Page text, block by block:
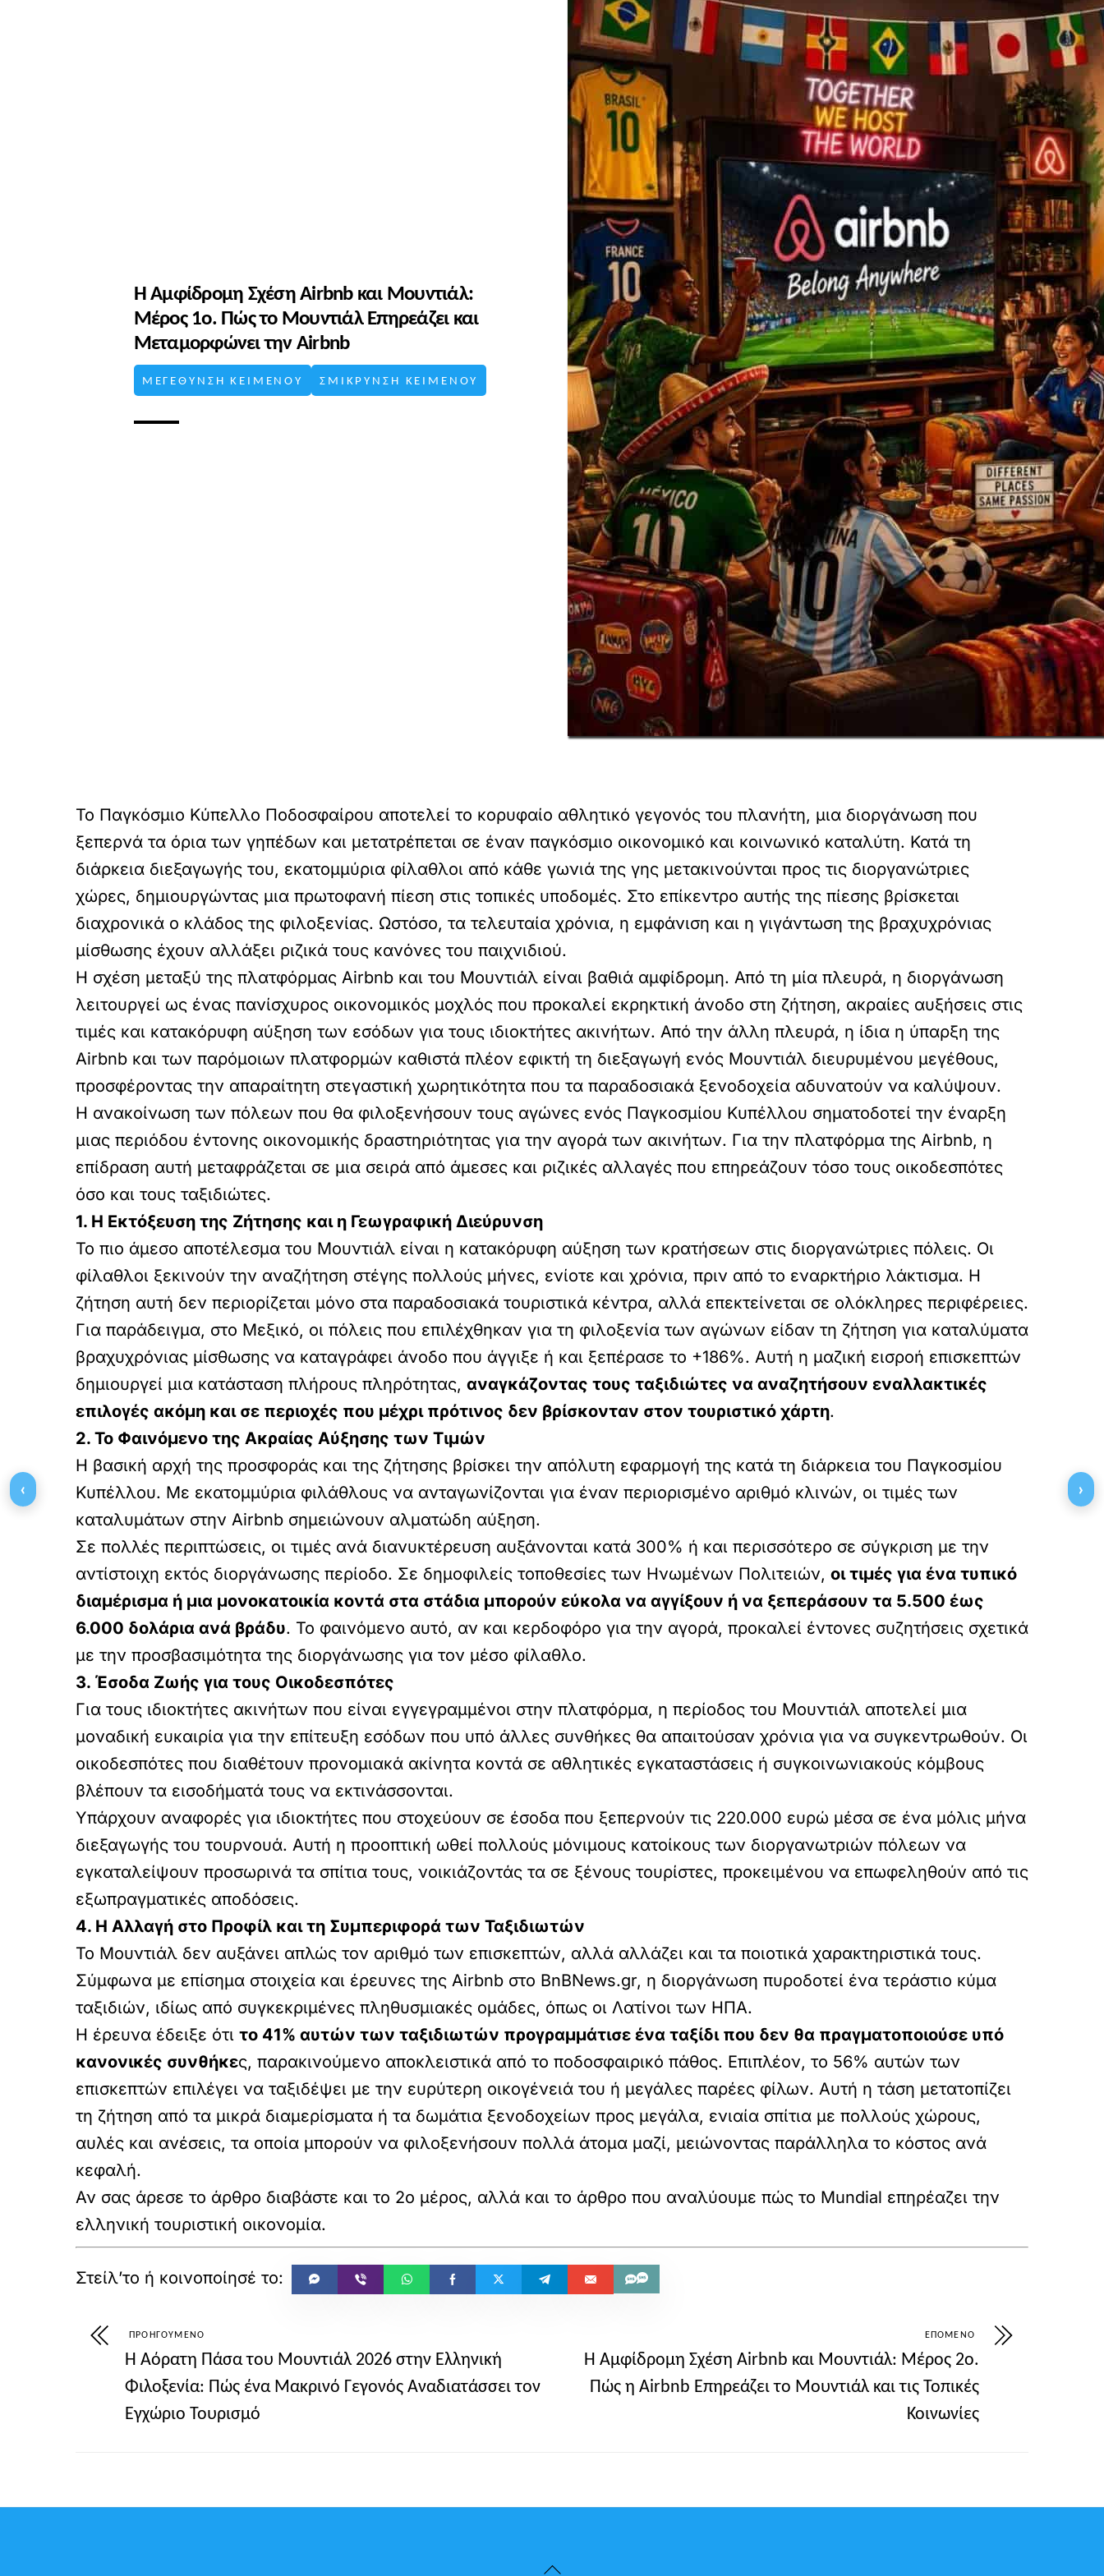
Η Αμφίδρομη Σχέση Airbnb και Μουντιάλ:
Μέρος 1ο. Πώς το Μουντιάλ Επηρεάζει και
Μεταμορφώνει την Airbnb
ΜΕΓΕΘΥΝΣΗ ΚΕΙΜΕΝΟΥ ΣΜΙΚΡΥΝΣΗ ΚΕΙΜΕΝΟΥ
Το Παγκόσμιο Κύπελλο Ποδοσφαίρου αποτελεί το κορυφαίο αθλητικό γεγονός του πλανήτη, μια διοργάνωση που
ξεπερνά τα όρια των γηπέδων και μετατρέπεται σε έναν παγκόσμιο οικονομικό και κοινωνικό καταλύτη. Κατά τη
διάρκεια διεξαγωγής του, εκατομμύρια φίλαθλοι από κάθε γωνιά της γης μετακινούνται προς τις διοργανώτριες
χώρες, δημιουργώντας μια πρωτοφανή πίεση στις τοπικές υποδομές. Στο επίκεντρο αυτής της πίεσης βρίσκεται
διαχρονικά ο κλάδος της φιλοξενίας. Ωστόσο, τα τελευταία χρόνια, η εμφάνιση και η γιγάντωση της βραχυχρόνιας
μίσθωσης έχουν αλλάξει ριζικά τους κανόνες του παιχνιδιού.
Η σχέση μεταξύ της πλατφόρμας Airbnb και του Μουντιάλ είναι βαθιά αμφίδρομη. Από τη μία πλευρά, η διοργάνωση
λειτουργεί ως ένας πανίσχυρος οικονομικός μοχλός που προκαλεί εκρηκτική άνοδο στη ζήτηση, ακραίες αυξήσεις στις
τιμές και κατακόρυφη αύξηση των εσόδων για τους ιδιοκτήτες ακινήτων. Από την άλλη πλευρά, η ίδια η ύπαρξη της
Airbnb και των παρόμοιων πλατφορμών καθιστά πλέον εφικτή τη διεξαγωγή ενός Μουντιάλ διευρυμένου μεγέθους,
προσφέροντας την απαραίτητη στεγαστική χωρητικότητα που τα παραδοσιακά ξενοδοχεία αδυνατούν να καλύψουν.
Η ανακοίνωση των πόλεων που θα φιλοξενήσουν τους αγώνες ενός Παγκοσμίου Κυπέλλου σηματοδοτεί την έναρξη
μιας περιόδου έντονης οικονομικής δραστηριότητας για την αγορά των ακινήτων. Για την πλατφόρμα της Airbnb, η
επίδραση αυτή μεταφράζεται σε μια σειρά από άμεσες και ριζικές αλλαγές που επηρεάζουν τόσο τους οικοδεσπότες
όσο και τους ταξιδιώτες.
1. Η Εκτόξευση της Ζήτησης και η Γεωγραφική Διεύρυνση
Το πιο άμεσο αποτέλεσμα του Μουντιάλ είναι η κατακόρυφη αύξηση των κρατήσεων στις διοργανώτριες πόλεις. Οι
φίλαθλοι ξεκινούν την αναζήτηση στέγης πολλούς μήνες, ενίοτε και χρόνια, πριν από το εναρκτήριο λάκτισμα. Η
ζήτηση αυτή δεν περιορίζεται μόνο στα παραδοσιακά τουριστικά κέντρα, αλλά επεκτείνεται σε ολόκληρες περιφέρειες.
Για παράδειγμα, στο Μεξικό, οι πόλεις που επιλέχθηκαν για τη φιλοξενία των αγώνων είδαν τη ζήτηση για καταλύματα
βραχυχρόνιας μίσθωσης να καταγράφει άνοδο που άγγιξε ή και ξεπέρασε το +186%. Αυτή η μαζική εισροή επισκεπτών
δημιουργεί μια κατάσταση πλήρους πληρότητας, αναγκάζοντας τους ταξιδιώτες να αναζητήσουν εναλλακτικές
επιλογές ακόμη και σε περιοχές που μέχρι πρότινος δεν βρίσκονταν στον τουριστικό χάρτη.
2. Το Φαινόμενο της Ακραίας Αύξησης των Τιμών
Η βασική αρχή της προσφοράς και της ζήτησης βρίσκει την απόλυτη εφαρμογή της κατά τη διάρκεια του Παγκοσμίου
Κυπέλλου. Με εκατομμύρια φιλάθλους να ανταγωνίζονται για έναν περιορισμένο αριθμό κλινών, οι τιμές των
καταλυμάτων στην Airbnb σημειώνουν αλματώδη αύξηση.
Σε πολλές περιπτώσεις, οι τιμές ανά διανυκτέρευση αυξάνονται κατά 300% ή και περισσότερο σε σύγκριση με την
αντίστοιχη εκτός διοργάνωσης περίοδο. Σε δημοφιλείς τοποθεσίες των Ηνωμένων Πολιτειών, οι τιμές για ένα τυπικό
διαμέρισμα ή μια μονοκατοικία κοντά στα στάδια μπορούν εύκολα να αγγίξουν ή να ξεπεράσουν τα 5.500 έως
6.000 δολάρια ανά βράδυ. Το φαινόμενο αυτό, αν και κερδοφόρο για την αγορά, προκαλεί έντονες συζητήσεις σχετικά
με την προσβασιμότητα της διοργάνωσης για τον μέσο φίλαθλο.
3. Έσοδα Ζωής για τους Οικοδεσπότες
Για τους ιδιοκτήτες ακινήτων που είναι εγγεγραμμένοι στην πλατφόρμα, η περίοδος του Μουντιάλ αποτελεί μια
μοναδική ευκαιρία για την επίτευξη εσόδων που υπό άλλες συνθήκες θα απαιτούσαν χρόνια για να συγκεντρωθούν. Οι
οικοδεσπότες που διαθέτουν προνομιακά ακίνητα κοντά σε αθλητικές εγκαταστάσεις ή συγκοινωνιακούς κόμβους
βλέπουν τα εισοδήματά τους να εκτινάσσονται.
Υπάρχουν αναφορές για ιδιοκτήτες που στοχεύουν σε έσοδα που ξεπερνούν τις 220.000 ευρώ μέσα σε ένα μόλις μήνα
διεξαγωγής του τουρνουά. Αυτή η προοπτική ωθεί πολλούς μόνιμους κατοίκους των διοργανωτριών πόλεων να
εγκαταλείψουν προσωρινά τα σπίτια τους, νοικιάζοντάς τα σε ξένους τουρίστες, προκειμένου να επωφεληθούν από τις
εξωπραγματικές αποδόσεις.
4. Η Αλλαγή στο Προφίλ και τη Συμπεριφορά των Ταξιδιωτών
Το Μουντιάλ δεν αυξάνει απλώς τον αριθμό των επισκεπτών, αλλά αλλάζει και τα ποιοτικά χαρακτηριστικά τους.
Σύμφωνα με επίσημα στοιχεία και έρευνες της Airbnb στο BnBNews.gr, η διοργάνωση πυροδοτεί ένα τεράστιο κύμα
ταξιδιών, ιδίως από συγκεκριμένες πληθυσμιακές ομάδες, όπως οι Λατίνοι των ΗΠΑ.
Η έρευνα έδειξε ότι το 41% αυτών των ταξιδιωτών προγραμμάτισε ένα ταξίδι που δεν θα πραγματοποιούσε υπό
κανονικές συνθήκες, παρακινούμενο αποκλειστικά από το ποδοσφαιρικό πάθος. Επιπλέον, το 56% αυτών των
επισκεπτών επιλέγει να ταξιδέψει με την ευρύτερη οικογένειά του ή μεγάλες παρέες φίλων. Αυτή η τάση μετατοπίζει
τη ζήτηση από τα μικρά διαμερίσματα ή τα δωμάτια ξενοδοχείων προς μεγάλα, ενιαία σπίτια με πολλούς χώρους,
αυλές και ανέσεις, τα οποία μπορούν να φιλοξενήσουν πολλά άτομα μαζί, μειώνοντας παράλληλα το κόστος ανά
κεφαλή.
Αν σας άρεσε το άρθρο διαβάστε και το 2ο μέρος, αλλά και το άρθρο που αναλύουμε πώς το Mundial επηρέαζει την
ελληνική τουριστική οικονομία.
ΠΡΟΗΓΟΎΜΕΝΟ
Η Αόρατη Πάσα του Μουντιάλ 2026 στην Ελληνική
Φιλοξενία: Πώς ένα Μακρινό Γεγονός Αναδιατάσσει τον
Εγχώριο Τουρισμό
ΕΠΌΜΕΝΟ
Η Αμφίδρομη Σχέση Airbnb και Μουντιάλ: Μέρος 2ο.
Πώς η Airbnb Επηρεάζει το Μουντιάλ και τις Τοπικές
Κοινωνίες
Back
‹ ›